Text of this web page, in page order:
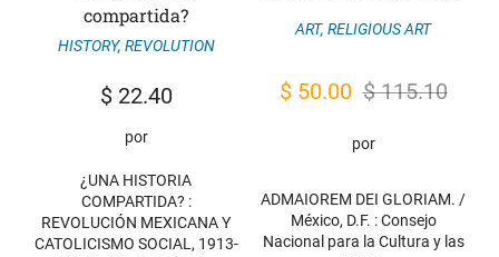
compartida?
HISTORY, REVOLUTION
$22.40
por
¿UNA HISTORIA
COMPARTIDA? :
REVOLUCIÓN MEXICANA Y
CATOLICISMO SOCIAL, 1913-
ART, RELIGIOUS ART
$115.10
Original
was:
$ 115.10.
$50.00 Current
is:
$ 50.00.
por
ADMAIOREM DEI GLORIAM. /
México, D.F. : Consejo
Nacional para la Cultura y las